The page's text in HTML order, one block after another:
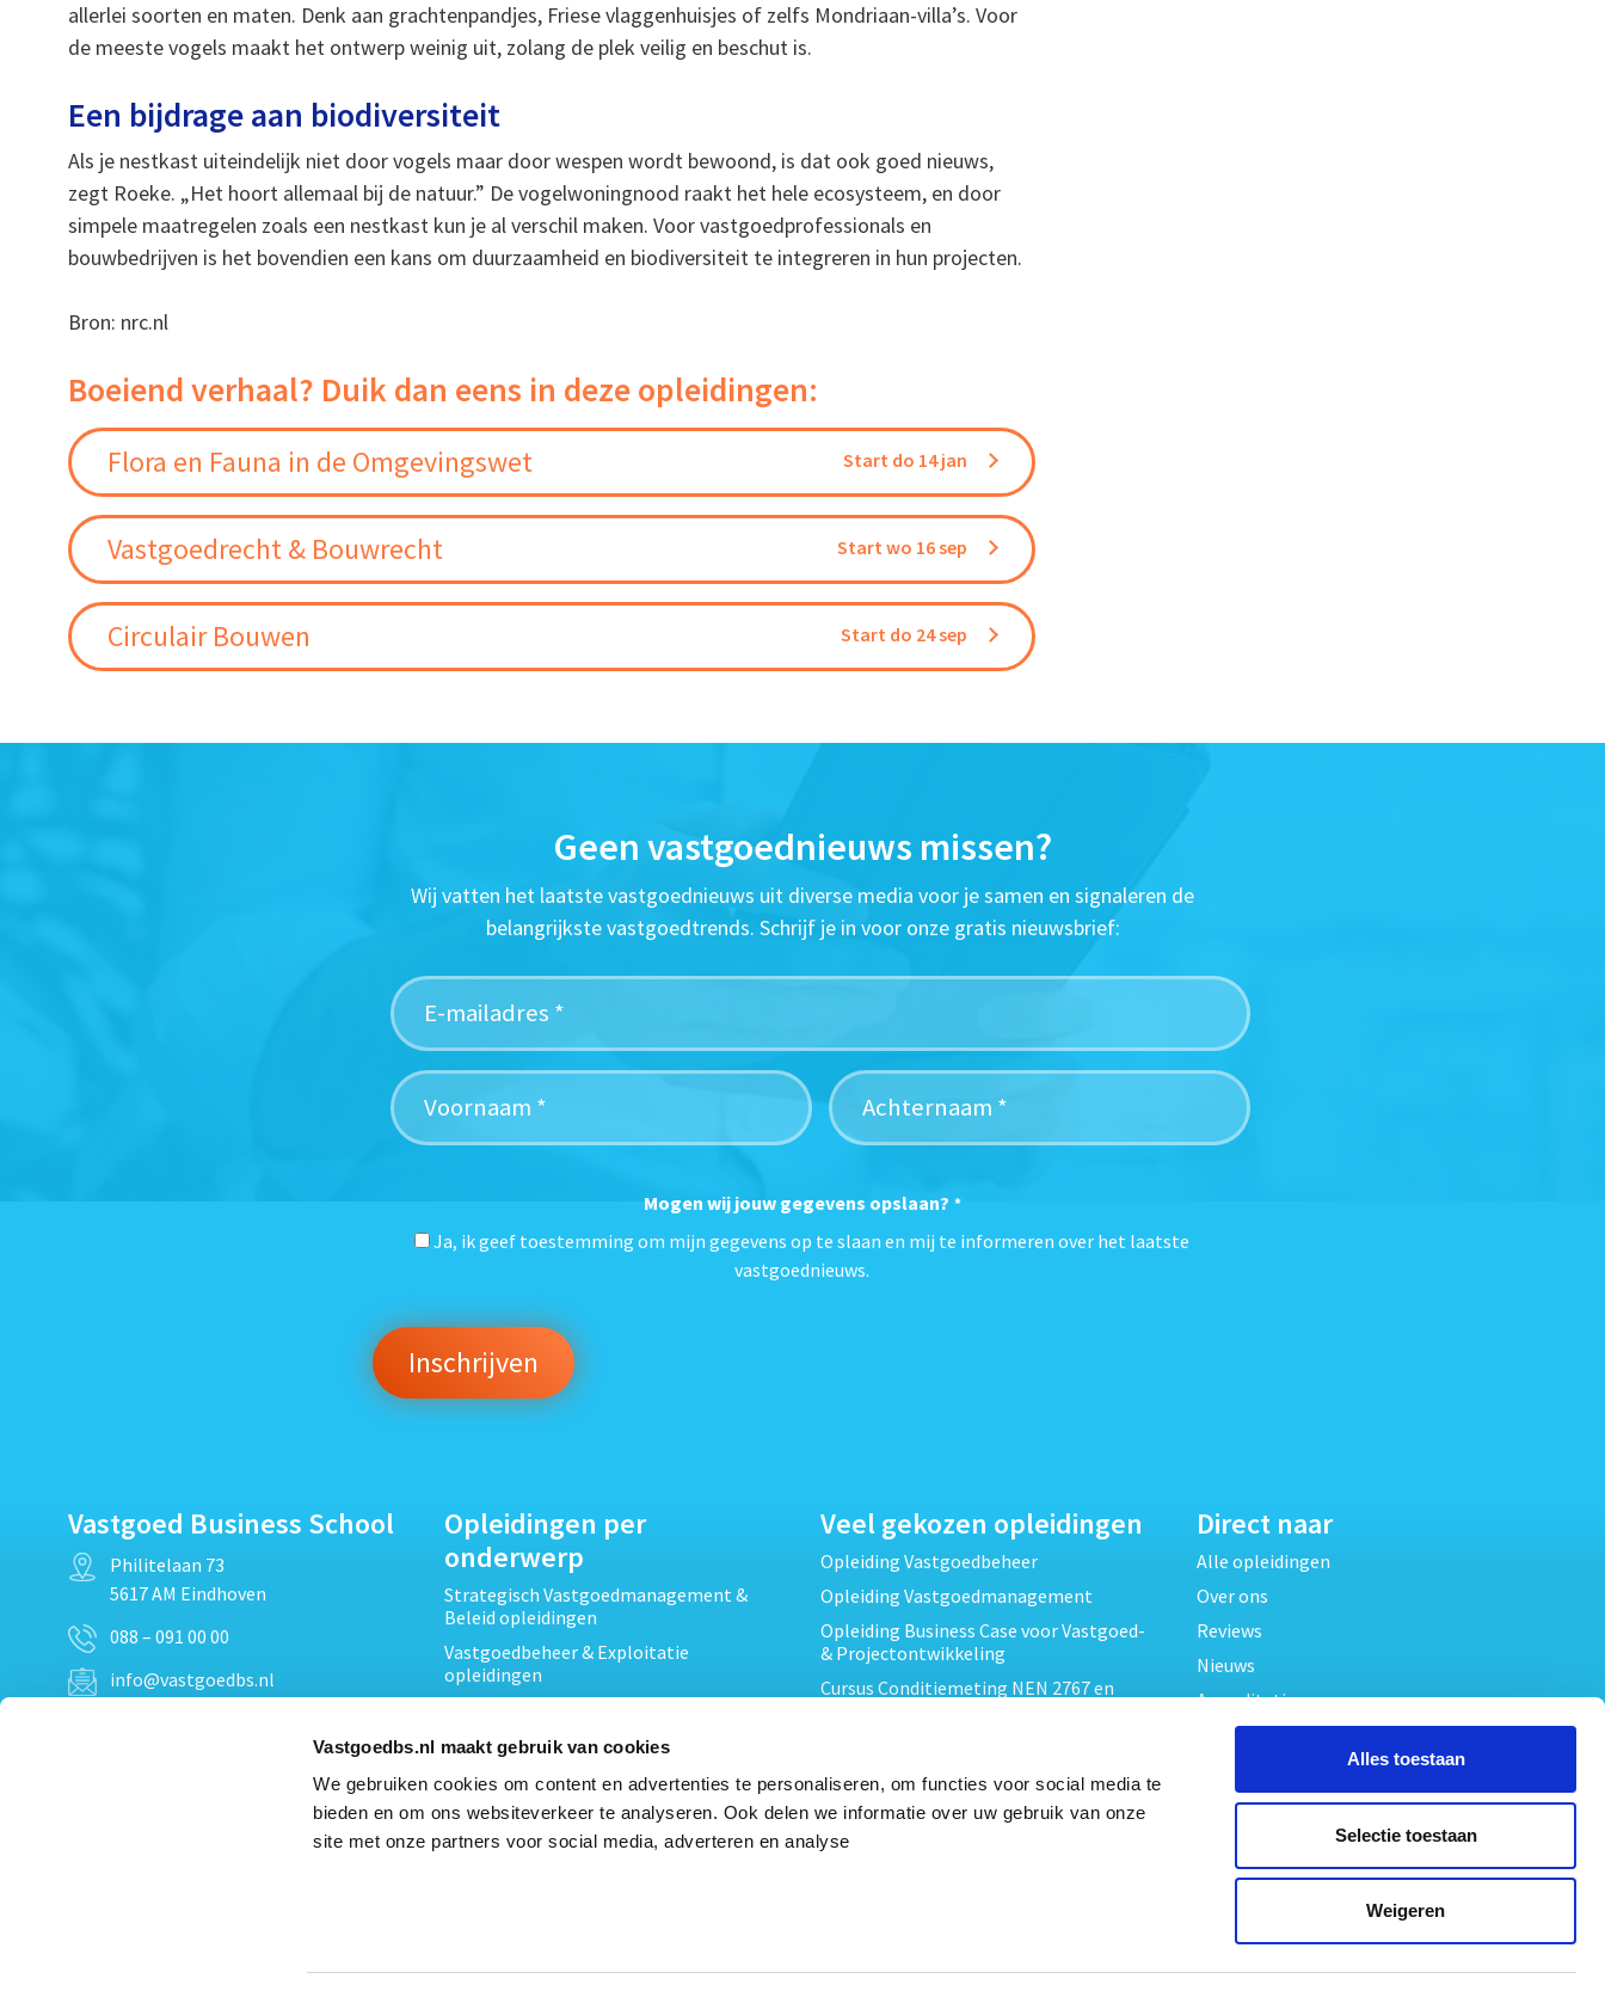
Vastgoedbs.nl maakt gebruik van cookies
We gebruiken cookies om content en advertenties te personaliseren, om functies voor social media te
bieden en om ons websiteverkeer te analyseren. Ook delen we informatie over uw gebruik van onze
site met onze partners voor social media, adverteren en analyse
Alles toestaan
Selectie toestaan
Weigeren
allerlei soorten en maten. Denk aan grachtenpandjes, Friese vlaggenhuisjes of zelfs Mondriaan-villa’s. Voor
de meeste vogels maakt het ontwerp weinig uit, zolang de plek veilig en beschut is.
Een bijdrage aan biodiversiteit
Als je nestkast uiteindelijk niet door vogels maar door wespen wordt bewoond, is dat ook goed nieuws,
zegt Roeke. „Het hoort allemaal bij de natuur.” De vogelwoningnood raakt het hele ecosysteem, en door
simpele maatregelen zoals een nestkast kun je al verschil maken. Voor vastgoedprofessionals en
bouwbedrijven is het bovendien een kans om duurzaamheid en biodiversiteit te integreren in hun projecten.
Bron: nrc.nl
Boeiend verhaal? Duik dan eens in deze opleidingen:
Flora en Fauna in de Omgevingswet Start do 14 jan
Vastgoedrecht & Bouwrecht Start wo 16 sep
Circulair Bouwen Start do 24 sep
Geen vastgoednieuws missen?
Wij vatten het laatste vastgoednieuws uit diverse media voor je samen en signaleren de
belangrijkste vastgoedtrends. Schrijf je in voor onze gratis nieuwsbrief:
Mogen wij jouw gegevens opslaan? *
Ja, ik geef toestemming om mijn gegevens op te slaan en mij te informeren over het laatste
vastgoednieuws.
Vastgoed Business School
Philitelaan 73
5617 AM Eindhoven
088 – 091 00 00
info@vastgoedbs.nl
Opleidingen per
onderwerp
Strategisch Vastgoedmanagement &
Beleid opleidingen
Vastgoedbeheer & Exploitatie
opleidingen
Projectontwikkeling &
Techniek, Onderhoud & Inspectie
Opleidingen
Verduurzaming en Energieprestatie
Veel gekozen opleidingen
Opleiding Vastgoedbeheer
Opleiding Vastgoedmanagement
Opleiding Business Case voor Vastgoed-
& Projectontwikkeling
Cursus Conditiemeting NEN 2767 en
Cursus EP-W Basis Woningen
Opleiding Professioneel VvE-beheer
Opleiding Projectleider Vastgoed
Direct naar
Alle opleidingen
Over ons
Reviews
Nieuws
Accreditaties
Algemene voorwaarden
Privacy verklaring